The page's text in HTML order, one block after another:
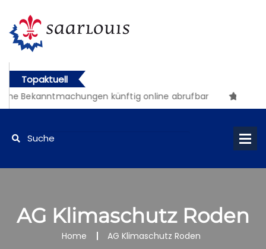
Topaktuell
Bekanntmachungen künftig online abrufbar
AG Klimaschutz Roden
Home AG Klimaschutz Roden